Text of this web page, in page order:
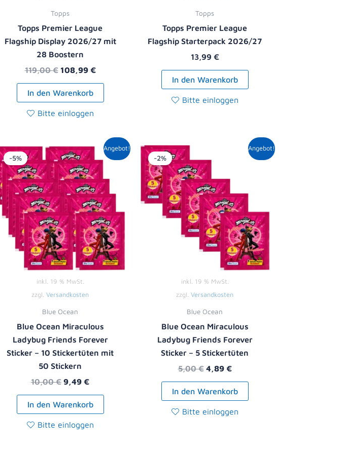
Topps
Topps Premier League
Flagship Display 2026/27 mit
28 Boostern
119,00€ 108,99 €
In den Warenkorb
Bitte einloggen
Topps
Topps Premier League
Flagship Starterpack 2026/27
13,99 €
In den Warenkorb
Bitte einloggen
Angebot!
-5%
inkl. 19 % MwSt.
zzgl. Versandkosten
Blue Ocean
Blue Ocean Miraculous
Ladybug Friends Forever
Sticker – 10 Stickertüten mit
50 Stickern
10,00€
Ursprünglicher
Preis
war:
10,00 €
9,49 €
Aktueller
Preis
ist:
9,49 €.
In den Warenkorb
Bitte einloggen
Angebot!
-2%
inkl. 19 % MwSt.
zzgl. Versandkosten
Blue Ocean
Blue Ocean Miraculous
Ladybug Friends Forever
Sticker – 5 Stickertüten
5,00€
Ursprünglicher
war:
5,00 €
4,89 €
Aktueller
Preis
In den Warenkorb
Bitte einloggen